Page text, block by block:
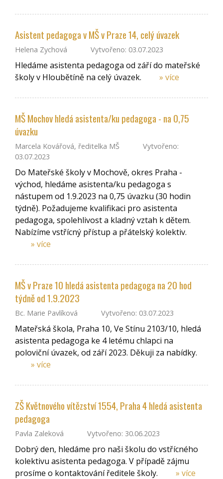
Asistent pedagoga v MŠ v Praze 14, celý úvazek
Helena Zychová Vytvořeno: 03.07.2023
Hledáme asistenta pedagoga od září do mateřské
školy v Hloubětíně na celý úvazek.
» více
MŠ Mochov hledá asistenta/ku pedagoga - na 0,75
úvazku
Marcela Kovářová, ředitelka MŠ
Vytvořeno:
03.07.2023
Do Mateřské školy v Mochově, okres Praha -
východ, hledáme asistenta/ku pedagoga s
nástupem od 1.9.2023 na 0,75 úvazku (30 hodin
týdně). Požadujeme kvalifikaci pro asistenta
pedagoga, spolehlivost a kladný vztah k dětem.
Nabízíme vstřícný přístup a přátelský kolektiv.
» více
MŠ v Praze 10 hledá asistenta pedagoga na 20 hod
týdně od 1.9.2023
Bc. Marie Pavlíková Vytvořeno: 03.07.2023
Mateřská škola, Praha 10, Ve Stínu 2103/10, hledá
asistenta pedagoga ke 4 letému chlapci na
poloviční úvazek, od září 2023. Děkuji za nabídky.
» více
ZŠ Květnového vítězství 1554, Praha 4 hledá asistenta
pedagoga
Pavla Zaleková Vytvořeno: 30.06.2023
Dobrý den, hledáme pro naši školu do vstřícného
kolektivu asistenta pedagoga. V případě zájmu
prosíme o kontaktování ředitele školy.
» více